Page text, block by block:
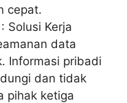
cepat.
Solusi Kerja
data
Informasi pribadi
dan tidak
pihak ketiga